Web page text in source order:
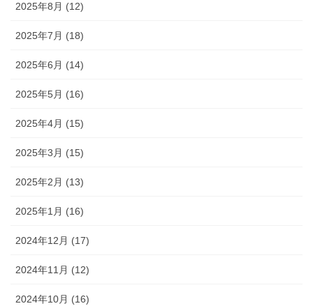
2025年8月 (12)
2025年7月 (18)
2025年6月 (14)
2025年5月 (16)
2025年4月 (15)
2025年3月 (15)
2025年2月 (13)
2025年1月 (16)
2024年12月 (17)
2024年11月 (12)
2024年10月 (16)